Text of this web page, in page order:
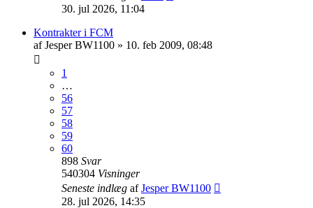
30. jul 2026, 11:04
Kontrakter i FCM
afJesper BW1100 » 10. feb 2009, 08:48
1
…
56
57
58
59
60
898 Svar
540304 Visninger
Seneste indlæg afJesper BW1100
28. jul 2026, 14:35